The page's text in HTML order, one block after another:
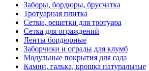
Заборы, бордюры, брусчатка
Тротуарная плитка
Сетки, решетки для тротуара
Сетка для ограждений
Ленты бордюрные
Заборчики и ограды для клумб
Модульные покрытия для сада
Камни, галька, крошка натуральные